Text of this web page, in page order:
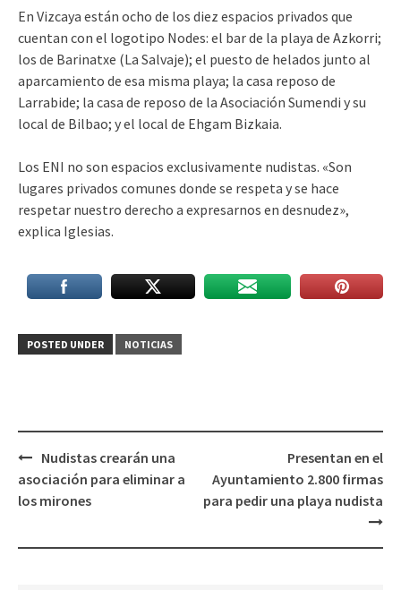
En Vizcaya están ocho de los diez espacios privados que
cuentan con el logotipo Nodes: el bar de la playa de Azkorri;
los de Barinatxe (La Salvaje); el puesto de helados junto al
aparcamiento de esa misma playa; la casa reposo de
Larrabide; la casa de reposo de la Asociación Sumendi y su
local de Bilbao; y el local de Ehgam Bizkaia.
Los ENI no son espacios exclusivamente nudistas. «Son
lugares privados comunes donde se respeta y se hace
respetar nuestro derecho a expresarnos en desnudez»,
explica Iglesias.
POSTED UNDER NOTICIAS
Post
navigation
Nudistas crearán una
asociación para eliminar a
los mirones
Presentan en el
Ayuntamiento 2.800 firmas
para pedir una playa nudista